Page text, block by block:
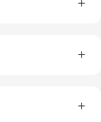
+
+
+